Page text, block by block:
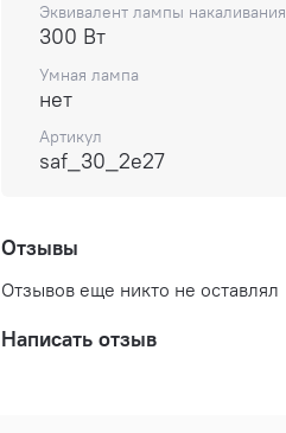
Эквивалент лампы накаливания
300 Вт
Умная лампа
нет
Артикул
saf_30_2e27
Отзывы
Отзывов еще никто не оставлял
Написать отзыв